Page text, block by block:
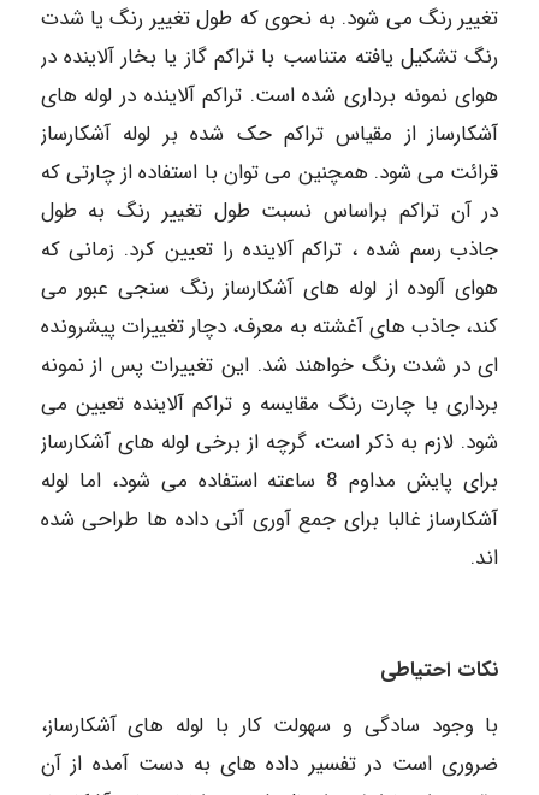
تغییر رنگ می شود. به نحوی که طول تغییر رنگ یا شدت
رنگ تشکیل یافته متناسب با تراکم گاز یا بخار آلاینده در
هوای نمونه برداری شده است. تراکم آلاینده در لوله های
آشکارساز از مقیاس تراکم حک شده بر لوله آشکارساز
قرائت می شود. همچنین می توان با استفاده از چارتی که
در آن تراکم براساس نسبت طول تغییر رنگ به طول
جاذب رسم شده ، تراکم آلاینده را تعیین کرد. زمانی که
هوای آلوده از لوله های آشکارساز رنگ سنجی عبور می
کند، جاذب های آغشته به معرف، دچار تغییرات پیشرونده
ای در شدت رنگ خواهند شد. این تغییرات پس از نمونه
برداری با چارت رنگ مقایسه و تراکم آلاینده تعیین می
شود. لازم به ذکر است، گرچه از برخی لوله های آشکارساز
برای پایش مداوم 8 ساعته استفاده می شود، اما لوله
آشکارساز غالبا برای جمع آوری آنی داده ها طراحی شده
اند.
نکات احتیاطی
با وجود سادگی و سهولت کار با لوله های آشکارساز،
ضروری است در تفسیر داده های به دست آمده از آن